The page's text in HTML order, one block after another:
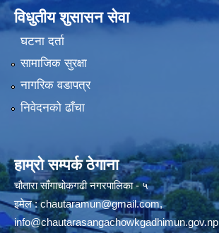
विधुतीय शुसासन सेवा
घटना दर्ता
सामाजिक सुरक्षा
नागरिक वडापत्र
निवेदनको ढाँचा
हाम्रो सम्पर्क ठेगाना
चौतारा साँगाचोकगढी नगरपालिका - ५
इमेल :chautaramun@gmail.com,
info@chautarasangachowkgadhimun.gov.np